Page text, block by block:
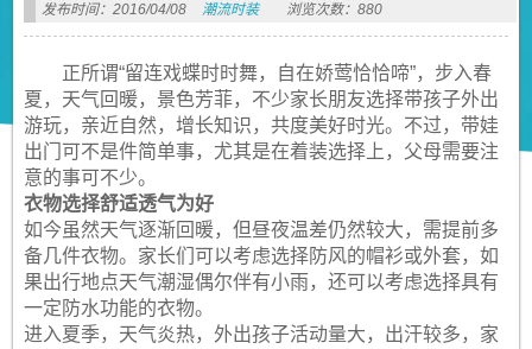
发布时间：2016/04/08 潮流时装 浏览次数：880
正所谓“留连戏蝶时时舞，自在娇莺恰恰啼”，步入春
夏，天气回暖，景色芳菲，不少家长朋友选择带孩子外出
游玩，亲近自然，增长知识，共度美好时光。不过，带娃
出门可不是件简单事，尤其是在着装选择上，父母需要注
意的事可不少。
衣物选择舒适透气为好
如今虽然天气逐渐回暖，但昼夜温差仍然较大，需提前多
备几件衣物。家长们可以考虑选择防风的帽衫或外套，如
果出行地点天气潮湿偶尔伴有小雨，还可以考虑选择具有
一定防水功能的衣物。
进入夏季，天气炎热，外出孩子活动量大，出汗较多，家